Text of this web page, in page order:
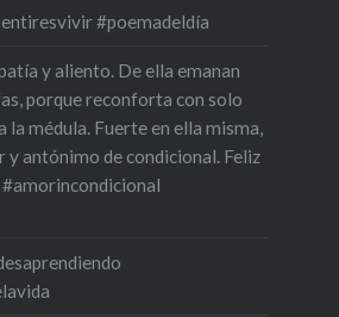
#poemadeldía
y aliento. De ella emanan
porque reconforta con solo
la médula. Fuerte en ella misma,
antónimo de condicional. Feliz